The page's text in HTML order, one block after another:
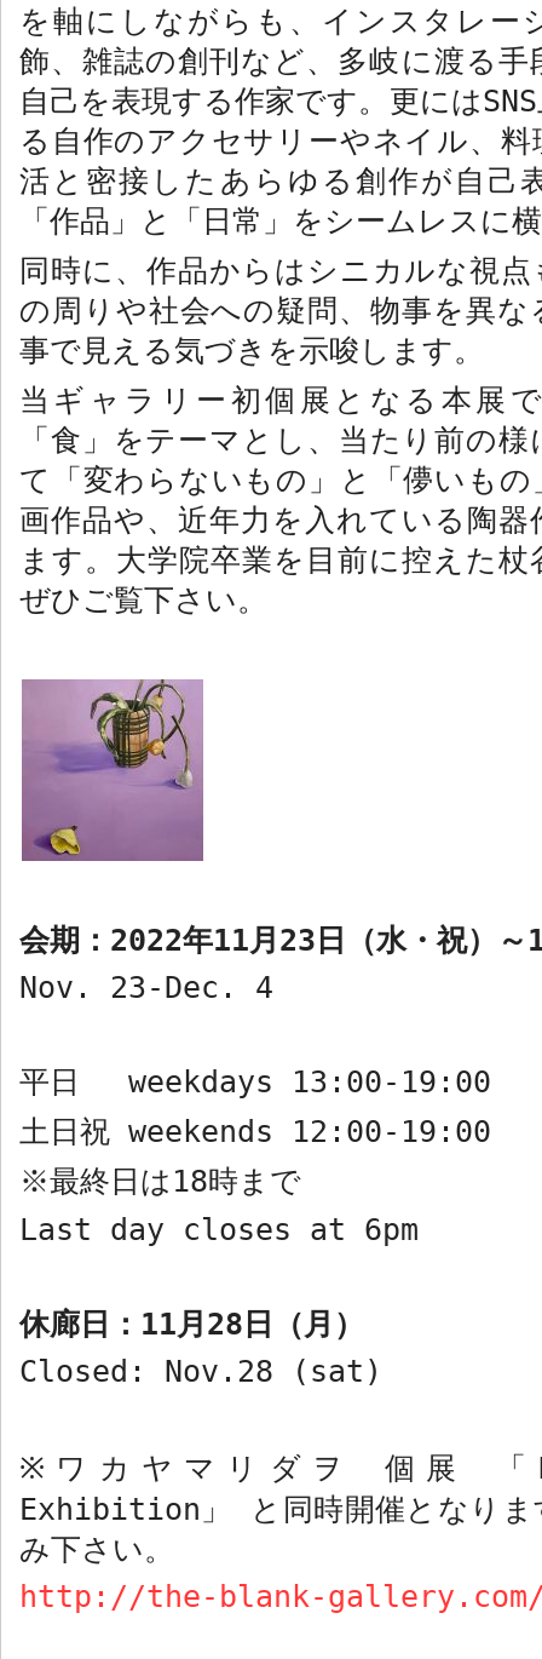
を軸にしながらも、インスタレー
飾、雑誌の創刊など、多岐に渡る
自己を表現する作家です。更にはSNS
る自作のアクセサリーやネイル、
活と密接したあらゆる創作が自己
「作品」と「日常」をシームレスに
同時に、作品からはシニカルな視
の周りや社会への疑問、物事を異
事で見える気づきを示唆します。
当ギャラリー初個展となる本展
「食」をテーマとし、当たり前の
て「変わらないもの」と「儚いも
画作品や、近年力を入れている陶
ます。大学院卒業を目前に控えた
ぜひご覧下さい。
会期： 2022年11月 23 日（水・祝）～
Nov . 23-Dec. 4
平日 weekdays 13:00-19:00
土日祝 weekends 12:00-19:00
※最終日は 18時まで
Last day closes at 6pm
休廊日： 11月 28 日（月）
Closed: Nov.28 (sat)
※ ワカヤマリダヲ 個展 「
Exhibition 」 と同時開催となり
み下さい。
http://the-blank-gallery.com/